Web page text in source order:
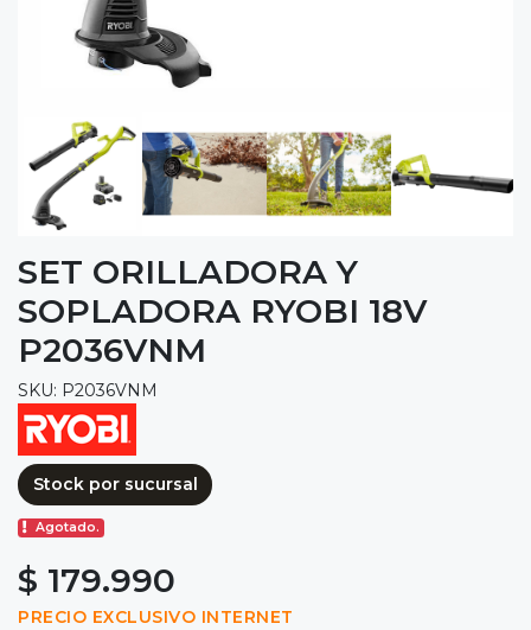
SET ORILLADORA Y
SOPLADORA RYOBI 18V
P2036VNM
SKU: P2036VNM
Stock por sucursal
Agotado.
$ 179.990
PRECIO EXCLUSIVO INTERNET